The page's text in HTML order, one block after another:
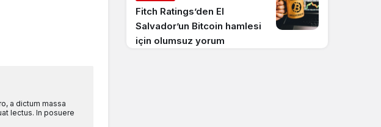
a dictum massa
lectus. In posuere
Fitch Ratings’den El
Salvador’un Bitcoin hamlesi
için olumsuz yorum